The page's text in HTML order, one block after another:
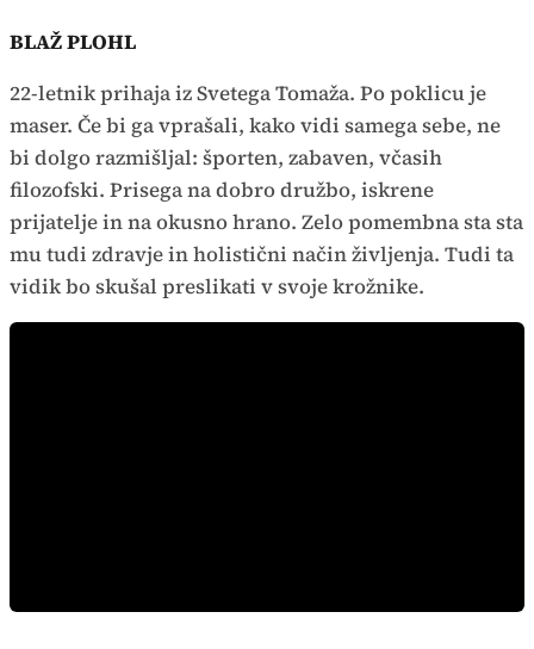
BLAŽ PLOHL
22-letnik prihaja iz Svetega Tomaža. Po poklicu je
maser. Če bi ga vprašali, kako vidi samega sebe, ne
bi dolgo razmišljal: športen, zabaven, včasih
filozofski. Prisega na dobro družbo, iskrene
prijatelje in na okusno hrano. Zelo pomembna sta sta
mu tudi zdravje in holistični način življenja. Tudi ta
vidik bo skušal preslikati v svoje krožnike.